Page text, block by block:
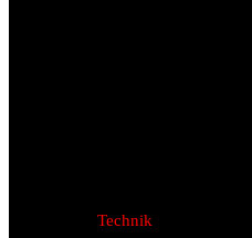
Technik